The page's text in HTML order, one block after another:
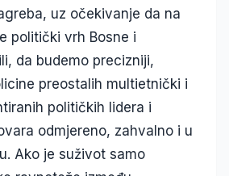
uz očekivanje da na
politički vrh Bosne i
da budemo precizniji,
preostalih multietnički i
političkih lidera i
odmjereno, zahvalno i u
Ako je suživot samo